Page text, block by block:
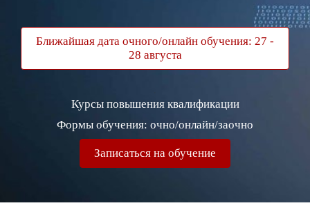
Ближайшая дата очного/онлайн обучения: 27 -
28 августа
.
Курсы повышения квалификации
Формы обучения: очно/онлайн/заочно
Записаться на обучение